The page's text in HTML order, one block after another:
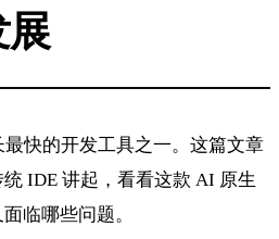
展
快的开发工具之一。这篇文章
IDE 讲起，看看这款 AI 原生
临哪些问题。